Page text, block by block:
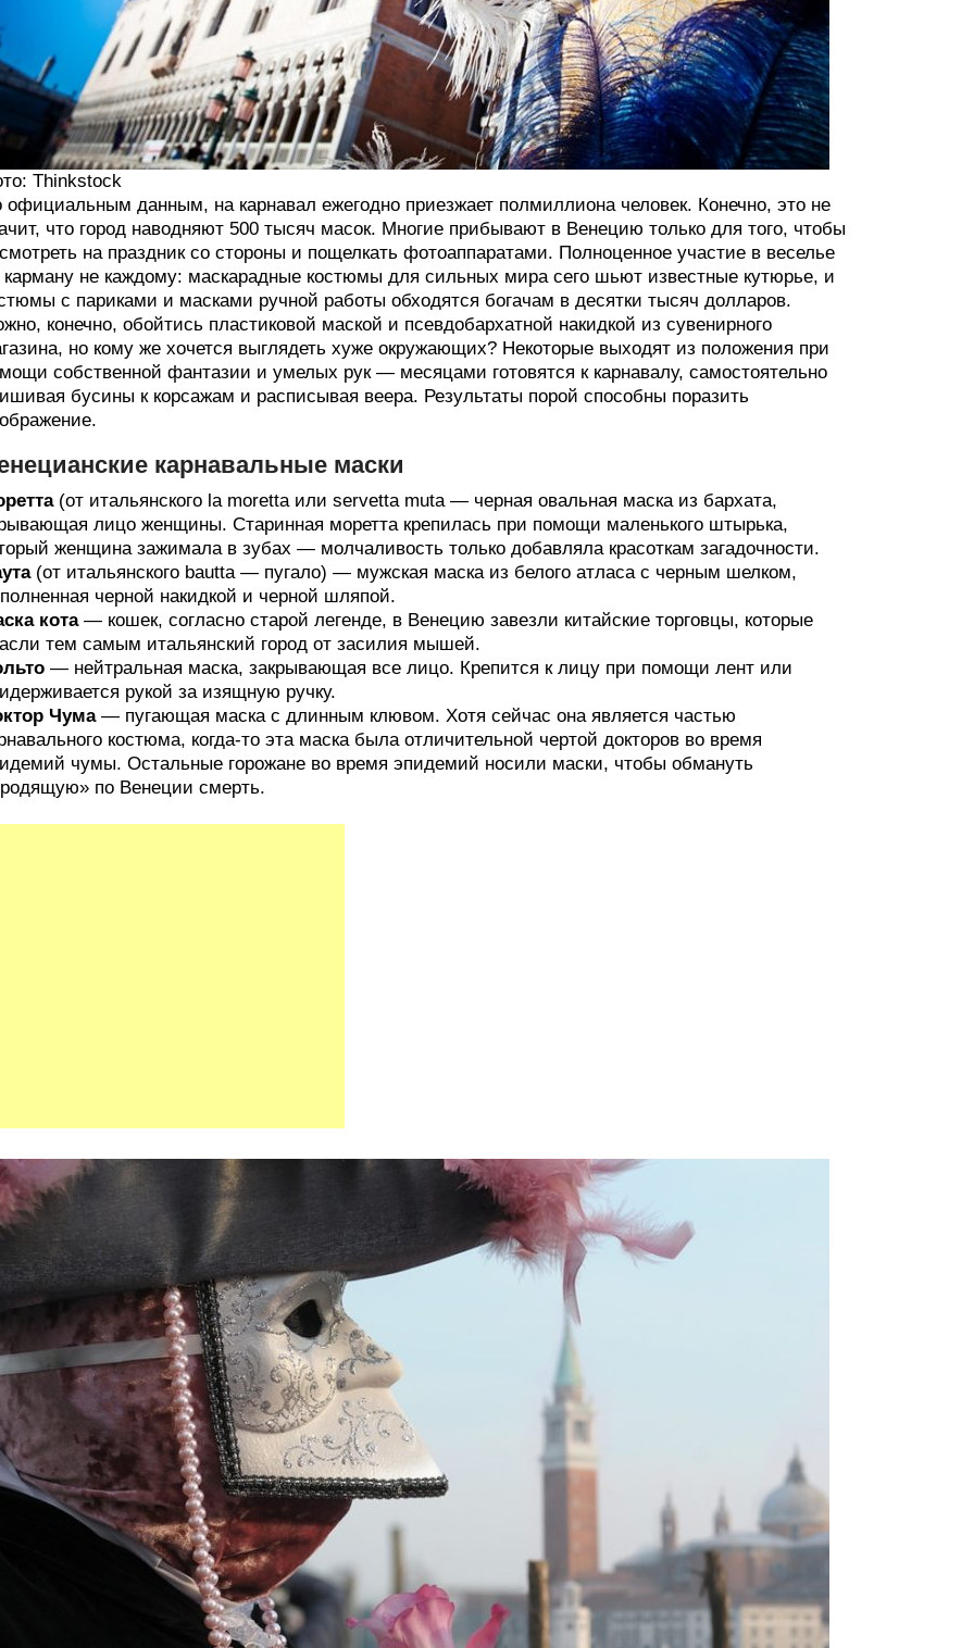
Thinkstock
официальным данным, на карнавал ежегодно приезжает полмиллиона человек. Конечно, это не
что город наводняют 500 тысяч масок. Многие прибывают в Венецию только для того, чтобы
на праздник со стороны и пощелкать фотоаппаратами. Полноценное участие в веселье
карману не каждому: маскарадные костюмы для сильных мира сего шьют известные кутюрье, и
с париками и масками ручной работы обходятся богачам в десятки тысяч долларов.
конечно, обойтись пластиковой маской и псевдобархатной накидкой из сувенирного
но кому же хочется выглядеть хуже окружающих? Некоторые выходят из положения при
собственной фантазии и умелых рук — месяцами готовятся к карнавалу, самостоятельно
бусины к корсажам и расписывая веера. Результаты порой способны поразить
карнавальные маски
(от итальянского la moretta или servetta muta — черная овальная маска из бархата,
лицо женщины. Старинная моретта крепилась при помощи маленького штырька,
женщина зажимала в зубах — молчаливость только добавляла красоткам загадочности.
(от итальянского bautta — пугало) — мужская маска из белого атласа с черным шелком,
черной накидкой и черной шляпой.
кота— кошек, согласно старой легенде, в Венецию завезли китайские торговцы, которые
тем самым итальянский город от засилия мышей.
— нейтральная маска, закрывающая все лицо. Крепится к лицу при помощи лент или
рукой за изящную ручку.
Чума— пугающая маска с длинным клювом. Хотя сейчас она является частью
костюма, когда‑то эта маска была отличительной чертой докторов во время
чумы. Остальные горожане во время эпидемий носили маски, чтобы обмануть
по Венеции смерть.